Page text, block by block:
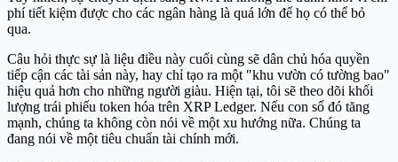
phí tiết kiệm được cho các ngân hàng là quá lớn để họ có thể bỏ
qua.
Câu hỏi thực sự là liệu điều này cuối cùng sẽ dân chủ hóa quyền
tiếp cận các tài sản này, hay chỉ tạo ra một "khu vườn có tường bao"
hiệu quả hơn cho những người giàu. Hiện tại, tôi sẽ theo dõi khối
lượng trái phiếu token hóa trên XRP Ledger. Nếu con số đó tăng
mạnh, chúng ta không còn nói về một xu hướng nữa. Chúng ta
đang nói về một tiêu chuẩn tài chính mới.